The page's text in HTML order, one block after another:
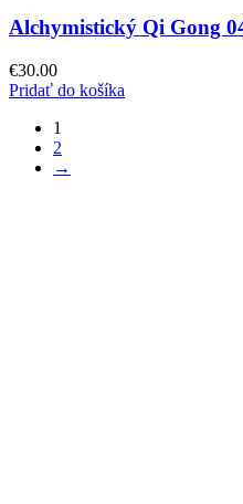
Alchymistický Qi Gong
€30.00
Pridať do košíka
1
2
→